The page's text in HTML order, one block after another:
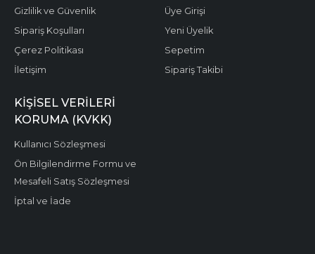
Gizlilik ve Güvenlik
Sipariş Koşulları
Çerez Politikası
İletişim
Üye Girişi
Yeni Üyelik
Sepetim
Sipariş Takibi
KIŞISEL VERILERI
KORUMA (KVKK)
Kullanıcı Sözleşmesi
Ön Bilgilendirme Formu ve
Mesafeli Satış Sözleşmesi
İptal ve İade